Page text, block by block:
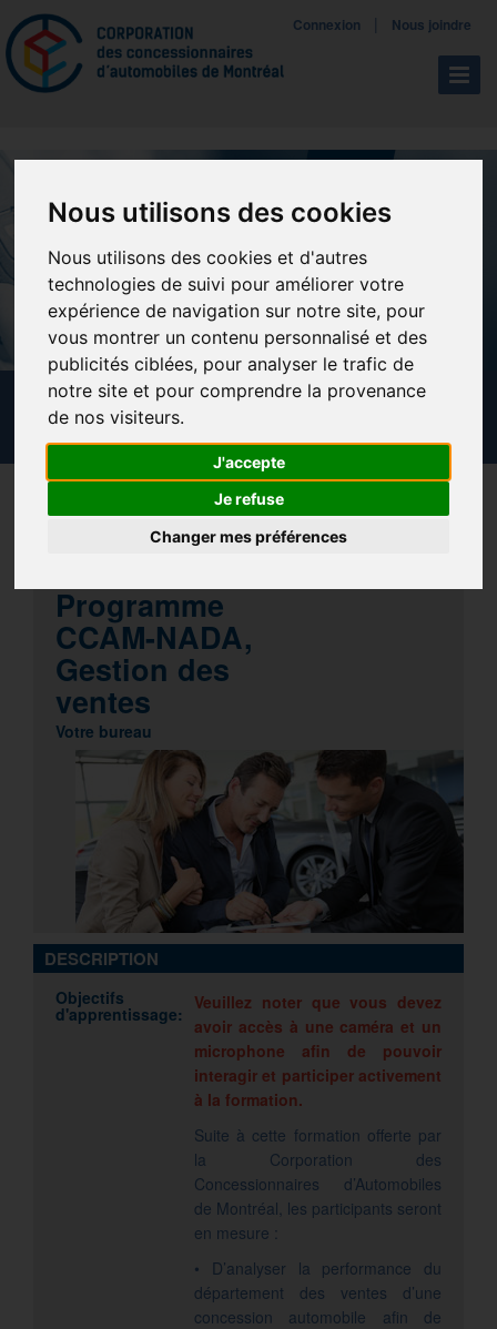
Nous utilisons des cookies
Nous utilisons des cookies et d'autres
technologies de suivi pour améliorer votre
expérience de navigation sur notre site, pour
vous montrer un contenu personnalisé et des
publicités ciblées, pour analyser le trafic de
notre site et pour comprendre la provenance
de nos visiteurs.
J'accepte
Je refuse
Changer mes préférences
Mettreà jour vos préférences de témoins
Connexion Nous joindre
CALENDRIER DES FORMATIONS
CLASSE VIRTUELLE NADA
Programme
CCAM-NADA,
Gestion des
ventes
Votre bureau
DESCRIPTION
Objectifs
d'apprentissage:
Veuillez noter que vous devez
avoir accès à une caméra et un
microphone afin de pouvoir
interagir et participer activement
à la formation.
Suite à cette formation offerte par
la Corporation des
Concessionnaires d’Automobiles
de Montréal, les participants seront
en mesure :
• D’analyser la performance du
département des ventes d’une
concession automobile afin de